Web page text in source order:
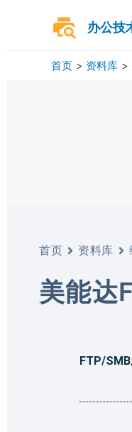
办公技
首页 资料库
首页 资料库
美能达
FTP/